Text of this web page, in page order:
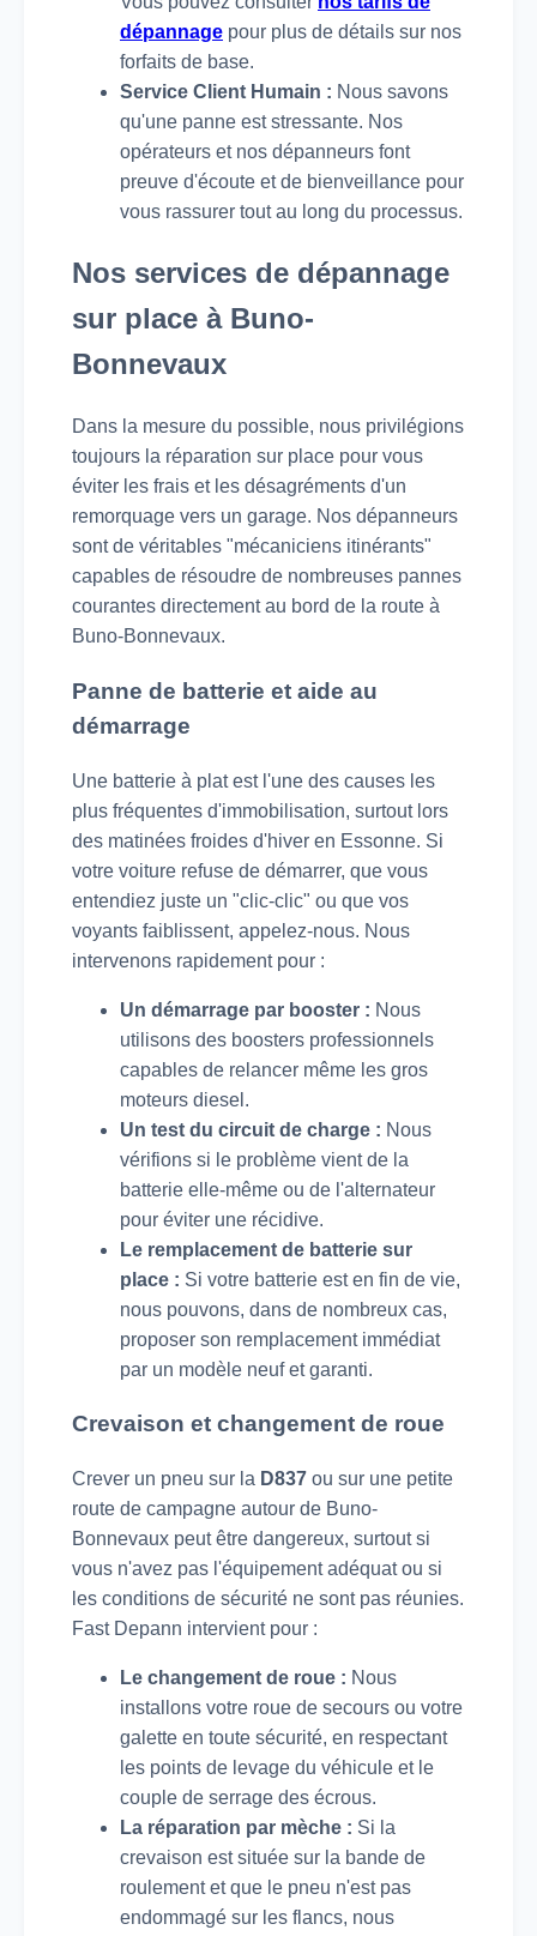
dépannage pour plus de détails sur nos
forfaits de base.
Service Client Humain : Nous savons
qu'une panne est stressante. Nos
opérateurs et nos dépanneurs font
preuve d'écoute et de bienveillance pour
vous rassurer tout au long du processus.
Nos services de dépannage
sur place à Buno-
Bonnevaux
Dans la mesure du possible, nous privilégions
toujours la réparation sur place pour vous
éviter les frais et les désagréments d'un
remorquage vers un garage. Nos dépanneurs
sont de véritables "mécaniciens itinérants"
capables de résoudre de nombreuses pannes
courantes directement au bord de la route à
Buno-Bonnevaux.
Panne de batterie et aide au
démarrage
Une batterie à plat est l'une des causes les
plus fréquentes d'immobilisation, surtout lors
des matinées froides d'hiver en Essonne. Si
votre voiture refuse de démarrer, que vous
entendiez juste un "clic-clic" ou que vos
voyants faiblissent, appelez-nous. Nous
intervenons rapidement pour :
Un démarrage par booster : Nous
utilisons des boosters professionnels
capables de relancer même les gros
moteurs diesel.
Un test du circuit de charge : Nous
vérifions si le problème vient de la
batterie elle-même ou de l'alternateur
pour éviter une récidive.
Le remplacement de batterie sur
place : Si votre batterie est en fin de vie,
nous pouvons, dans de nombreux cas,
proposer son remplacement immédiat
par un modèle neuf et garanti.
Crevaison et changement de roue
Crever un pneu sur la D837 ou sur une petite
route de campagne autour de Buno-
Bonnevaux peut être dangereux, surtout si
vous n'avez pas l'équipement adéquat ou si
les conditions de sécurité ne sont pas réunies.
Fast Depann intervient pour :
Le changement de roue : Nous
installons votre roue de secours ou votre
galette en toute sécurité, en respectant
les points de levage du véhicule et le
couple de serrage des écrous.
La réparation par mèche : Si la
crevaison est située sur la bande de
roulement et que le pneu n'est pas
endommagé sur les flancs, nous